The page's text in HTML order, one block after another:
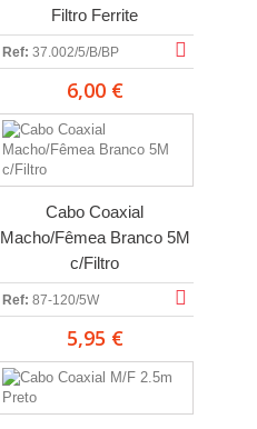
Filtro Ferrite
Ref: 37.002/5/B/BP
6,00 €
Cabo Coaxial
Macho/Fêmea Branco 5M
c/Filtro
Ref: 87-120/5W
5,95 €